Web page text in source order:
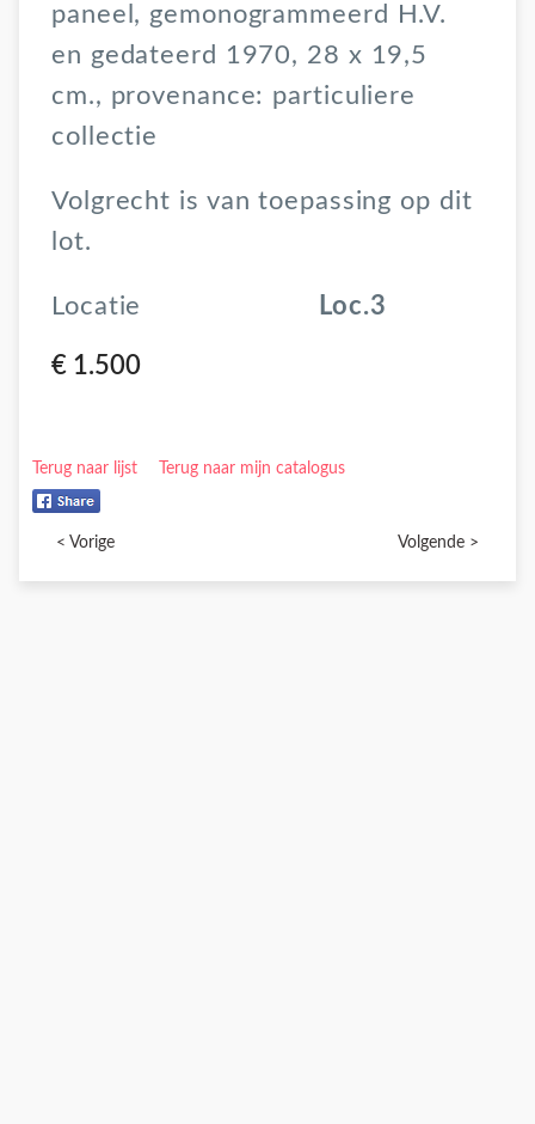
paneel, gemonogrammeerd H.V.
en gedateerd 1970, 28 x 19,5
cm., provenance: particuliere
collectie
Volgrecht is van toepassing op dit
lot.
Locatie Loc.3
€ 1.500
Terug naar lijst Terug naar mijn catalogus
< Vorige Volgende >